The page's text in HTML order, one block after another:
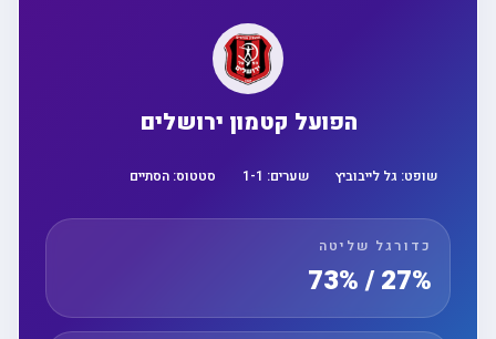
הפועל קטמון ירושלים
שופט:גל לייבוביץ שערים: 1 -1 סטטוס:הסתיים
כדורגל שליטה
27% / 73%